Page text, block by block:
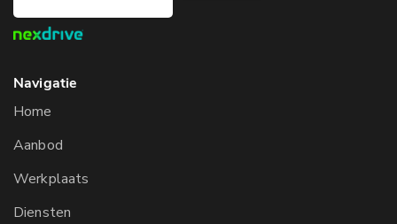
Navigatie
Home
Aanbod
Werkplaats
Diensten